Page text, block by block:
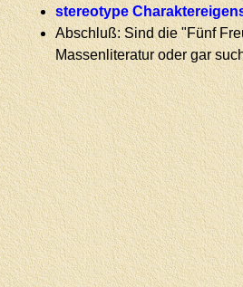
stereotype
Abschluß: Sind die "Fünf
Massenliteratur oder gar